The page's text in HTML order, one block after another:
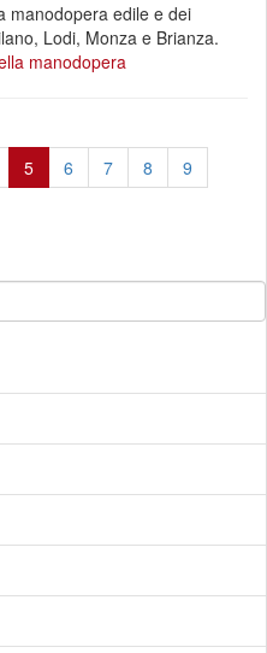
manodopera edile e dei
Lodi, Monza e Brianza.
manodopera
5 6 7 8
9